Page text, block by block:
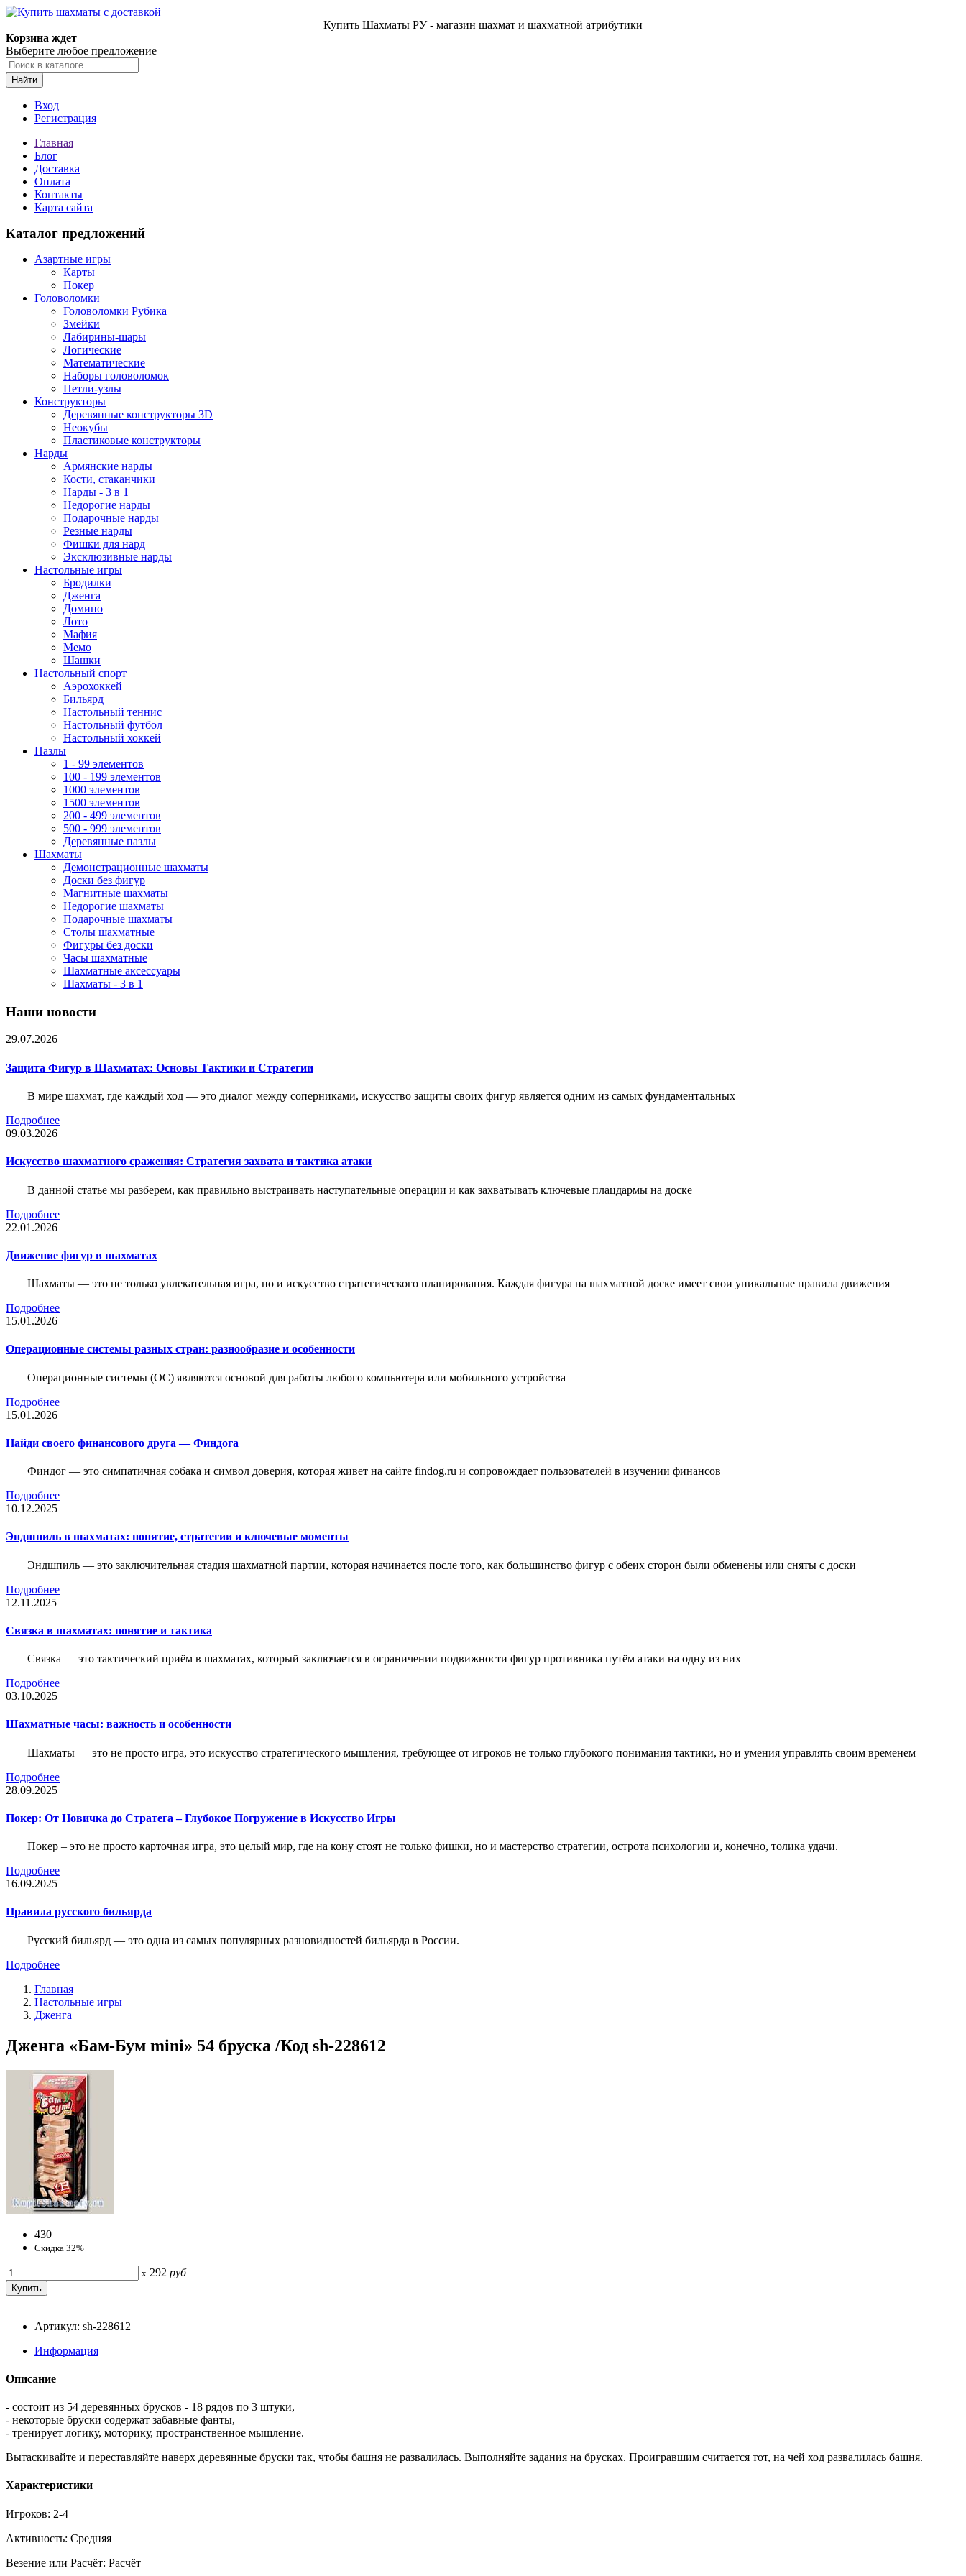
Купить Шахматы РУ - магазин шахмат и шахматной атрибутики
Корзина ждет
Выберите любое предложение
Найти
Вход
Регистрация
Главная
Блог
Доставка
Оплата
Контакты
Карта сайта
Каталог предложений
Азартные игры
Карты
Покер
Головоломки
Головоломки Рубика
Змейки
Лабирины-шары
Логические
Математические
Наборы головоломок
Петли-узлы
Конструкторы
Деревянные конструкторы 3D
Неокубы
Пластиковые конструкторы
Нарды
Армянские нарды
Кости, стаканчики
Нарды - 3 в 1
Недорогие нарды
Подарочные нарды
Резные нарды
Фишки для нард
Эксклюзивные нарды
Настольные игры
Бродилки
Дженга
Домино
Лото
Мафия
Мемо
Шашки
Настольный спорт
Аэрохоккей
Бильярд
Настольный теннис
Настольный футбол
Настольный хоккей
Пазлы
1 - 99 элементов
100 - 199 элементов
1000 элементов
1500 элементов
200 - 499 элементов
500 - 999 элементов
Деревянные пазлы
Шахматы
Демонстрационные шахматы
Доски без фигур
Магнитные шахматы
Недорогие шахматы
Подарочные шахматы
Столы шахматные
Фигуры без доски
Часы шахматные
Шахматные аксессуары
Шахматы - 3 в 1
Наши новости
29.07.2026
Защита Фигур в Шахматах: Основы Тактики и Стратегии
В мире шахмат, где каждый ход — это диалог между соперниками, искусство защиты своих фигур является одним из самых фундаментальных
Подробнее
09.03.2026
Искусство шахматного сражения: Стратегия захвата и тактика атаки
В данной статье мы разберем, как правильно выстраивать наступательные операции и как захватывать ключевые плацдармы на доске
Подробнее
22.01.2026
Движение фигур в шахматах
Шахматы — это не только увлекательная игра, но и искусство стратегического планирования. Каждая фигура на шахматной доске имеет свои уникальные правила движения
Подробнее
15.01.2026
Операционные системы разных стран: разнообразие и особенности
Операционные системы (ОС) являются основой для работы любого компьютера или мобильного устройства
Подробнее
15.01.2026
Найди своего финансового друга — Финдога
Финдог — это симпатичная собака и символ доверия, которая живет на сайте findog.ru и сопровождает пользователей в изучении финансов
Подробнее
10.12.2025
Эндшпиль в шахматах: понятие, стратегии и ключевые моменты
Эндшпиль — это заключительная стадия шахматной партии, которая начинается после того, как большинство фигур с обеих сторон были обменены или сняты с доски
Подробнее
12.11.2025
Связка в шахматах: понятие и тактика
Связка — это тактический приём в шахматах, который заключается в ограничении подвижности фигур противника путём атаки на одну из них
Подробнее
03.10.2025
Шахматные часы: важность и особенности
Шахматы — это не просто игра, это искусство стратегического мышления, требующее от игроков не только глубокого понимания тактики, но и умения управлять своим временем
Подробнее
28.09.2025
Покер: От Новичка до Стратега – Глубокое Погружение в Искусство Игры
Покер – это не просто карточная игра, это целый мир, где на кону стоят не только фишки, но и мастерство стратегии, острота психологии и, конечно, толика удачи.
Подробнее
16.09.2025
Правила русского бильярда
Русский бильярд — это одна из самых популярных разновидностей бильярда в России.
Подробнее
Главная
Настольные игры
Дженга
Дженга «Бам-Бум mini» 54 бруска /Код sh-228612
430
Скидка 32%
x 292 руб
Артикул: sh-228612
Информация
Описание
- состоит из 54 деревянных брусков - 18 рядов по 3 штуки,
- некоторые бруски содержат забавные фанты,
- тренирует логику, моторику, пространственное мышление.
Вытаскивайте и переставляйте наверх деревянные бруски так, чтобы башня не развалилась. Выполняйте задания на брусках. Проигравшим считается тот, на чей ход развалилась башня.
Характеристики
Игроков: 2-4
Активность: Средняя
Везение или Расчёт: Расчёт